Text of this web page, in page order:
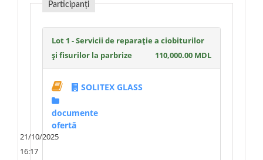
Participanți
Lot 1 - Servicii de reparație a ciobiturilor
și fisurilor la parbrize
110,000.00 MDL
SOLITEX GLASS
documente
ofertă
21/10/2025
16:17